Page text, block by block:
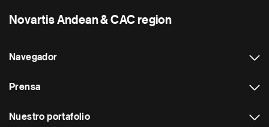
Novartis Andean & CAC region
Navegador
Prensa
Nuestro portafolio